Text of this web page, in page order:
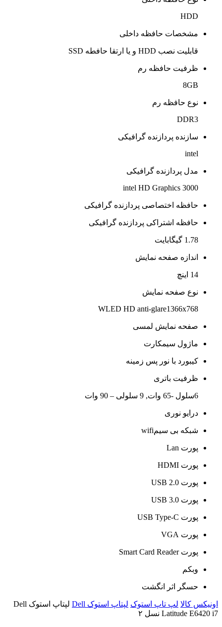
HDD
مشخصات حافظه داخلی
قابلیت نصب HDD و یا ارتقا حافطه SSD
ظرفیت حافظه رم
8GB
نوع حافظه رم
DDR3
سازنده پردازنده گرافیکی
intel
مدل پردازنده گرافیکی
intel HD Graphics 3000
حافظه اختصاصی پردازنده گرافیکی
حافظه اشتراکی پردازنده گرافیکی
1.78 گیگابایت
اندازه صفحه نمایش
14 اینچ
نوع صفحه نمایش
WLED HD anti-glare1366x768
صفحه نمایش لمسی
ماژول سیمکارت
کیبورد با نور پس زمینه
ظرفیت باتری
6سلول -65 وات, 9 سلولی – 90 وات
درایو نوری
شبکه بی سیمwifi
پورت Lan
پورت HDMI
پورت USB 2.0
پورت USB 3.0
پورت USB Type-C
پورت VGA
پورت Smart Card Reader
وبکم
حسگر اثر انگشت
اونیکس کالا لپ تاپ استوک لپتاپ استوک Dell
لپتاپ استوک Dell
Latitude E6420 i7 نسل ۲